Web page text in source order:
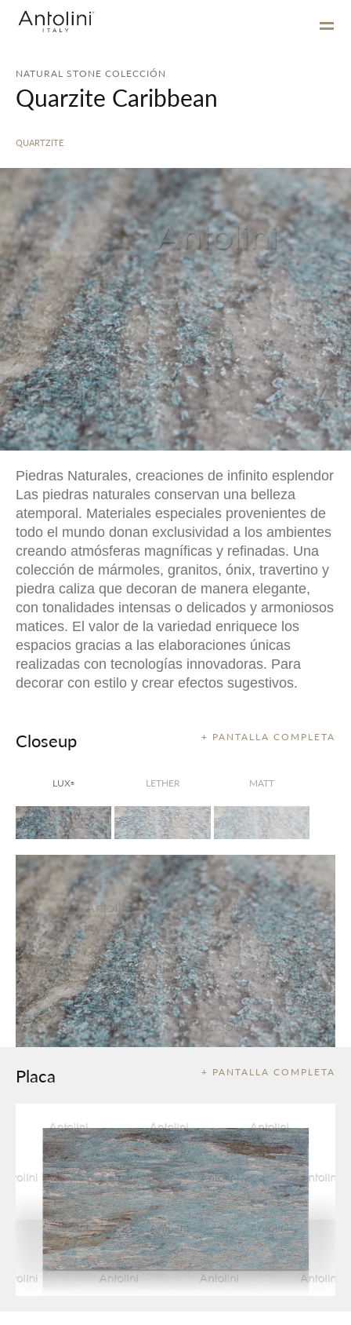
NATURAL STONE COLECCIÓN
Quarzite Caribbean
QUARTZITE
Piedras Naturales, creaciones de infinito esplendor
Las piedras naturales conservan una belleza
atemporal. Materiales especiales provenientes de
todo el mundo donan exclusividad a los ambientes
creando atmósferas magníficas y refinadas. Una
colección de mármoles, granitos, ónix, travertino y
piedra caliza que decoran de manera elegante,
con tonalidades intensas o delicados y armoniosos
matices. El valor de la variedad enriquece los
espacios gracias a las elaboraciones únicas
realizadas con tecnologías innovadoras. Para
decorar con estilo y crear efectos sugestivos.
+ PANTALLA COMPLETA
Closeup
LUX® LETHER MATT
+ PANTALLA COMPLETA
Placa